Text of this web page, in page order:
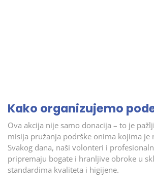
Kako organizujemo
Ova akcija nije samo donacija – to je
misija pružanja podrške onima kojima je
Svakog dana, naši volonteri i
pripremaju bogate i hranljive obroke u
standardima kvaliteta i higijene.